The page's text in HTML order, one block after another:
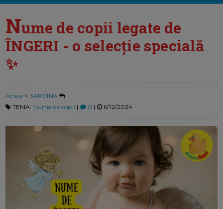
Nume de copii legate de
ÎNGERI - o selecție specială
✨
Acasa > SARCINA
TEMA: Nume de copii | 0 | 6/12/2024